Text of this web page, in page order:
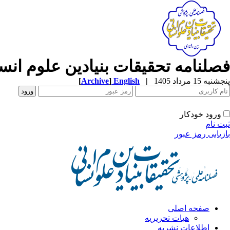
فصلنامه تحقیقات بنیادین علوم
پنجشنبه 15 مرداد 1405 |
English
[Archive]
ورود خودکار
ثبت نام
بازیابی رمز عبور
صفحه اصلی
هیات تحریریه
اطلاعات نشریه